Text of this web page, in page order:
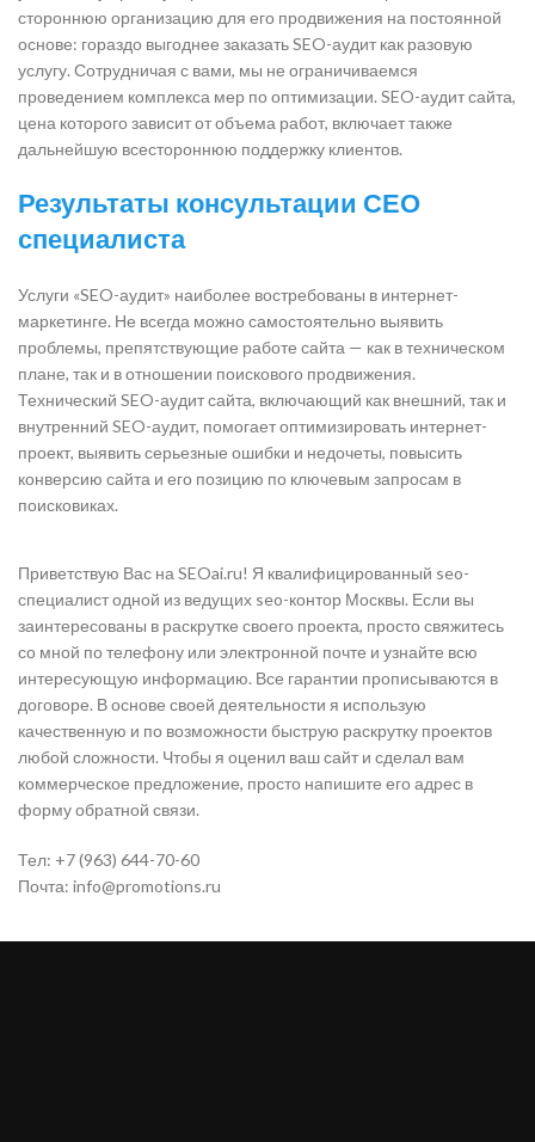
стороннюю организацию для его продвижения на постоянной
основе: гораздо выгоднее заказать SEO-аудит как разовую
услугу. Сотрудничая с вами, мы не ограничиваемся
проведением комплекса мер по оптимизации. SEO-аудит сайта,
цена которого зависит от объема работ, включает также
дальнейшую всестороннюю поддержку клиентов.
Результаты консультации СЕО
специалиста
Услуги «SEO-аудит» наиболее востребованы в интернет-
маркетинге. Не всегда можно самостоятельно выявить
проблемы, препятствующие работе сайта — как в техническом
плане, так и в отношении поискового продвижения.
Технический SEO-аудит сайта, включающий как внешний, так и
внутренний SEO-аудит, помогает оптимизировать интернет-
проект, выявить серьезные ошибки и недочеты, повысить
конверсию сайта и его позицию по ключевым запросам в
поисковиках.
Приветствую Вас на SEOai.ru! Я квалифицированный seo-
специалист одной из ведущих seo-контор Москвы. Если вы
заинтересованы в раскрутке своего проекта, просто свяжитесь
со мной по телефону или электронной почте и узнайте всю
интересующую информацию. Все гарантии прописываются в
договоре. В основе своей деятельности я использую
качественную и по возможности быструю раскрутку проектов
любой сложности. Чтобы я оценил ваш сайт и сделал вам
коммерческое предложение, просто напишите его адрес в
форму обратной связи.
Тел: +7 (963) 644-70-60
Почта: info@promotions.ru